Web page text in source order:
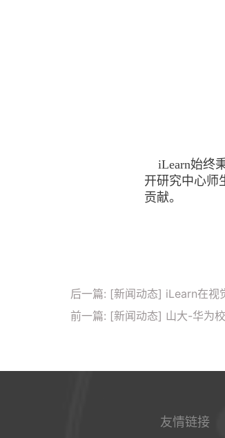
iLearn始终
开研究中心师
贡献。
后一篇: [新闻动态] iLearn在视
前一篇: [新闻动态] 山大-华为
友情链接